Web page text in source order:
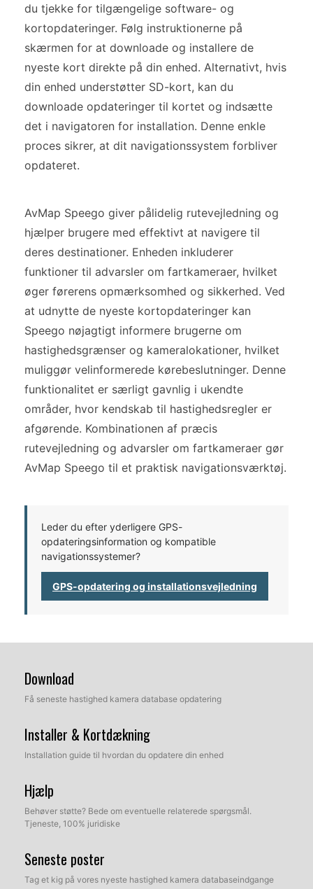
du tjekke for tilgængelige software- og
kortopdateringer. Følg instruktionerne på
skærmen for at downloade og installere de
nyeste kort direkte på din enhed. Alternativt, hvis
din enhed understøtter SD-kort, kan du
downloade opdateringer til kortet og indsætte
det i navigatoren for installation. Denne enkle
proces sikrer, at dit navigationssystem forbliver
opdateret.
AvMap Speego giver pålidelig rutevejledning og
hjælper brugere med effektivt at navigere til
deres destinationer. Enheden inkluderer
funktioner til advarsler om fartkameraer, hvilket
øger førerens opmærksomhed og sikkerhed. Ved
at udnytte de nyeste kortopdateringer kan
Speego nøjagtigt informere brugerne om
hastighedsgrænser og kameralokationer, hvilket
muliggør velinformerede kørebeslutninger. Denne
funktionalitet er særligt gavnlig i ukendte
områder, hvor kendskab til hastighedsregler er
afgørende. Kombinationen af præcis
rutevejledning og advarsler om fartkameraer gør
AvMap Speego til et praktisk navigationsværktøj.
Leder du efter yderligere GPS-
opdateringsinformation og kompatible
navigationssystemer?
GPS-opdatering og installationsvejledning
Download
Få seneste hastighed kamera database opdatering
Installer & Kortdækning
Installation guide til hvordan du opdatere din enhed
Hjælp
Behøver støtte? Bede om eventuelle relaterede spørgsmål.
Tjeneste, 100% juridiske
Seneste poster
Tag et kig på vores nyeste hastighed kamera databaseindgange